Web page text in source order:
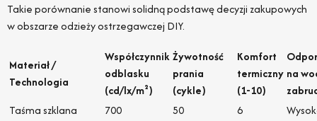
Takie porównanie stanowi solidną podstawę decyzji zakupowych
w obszarze odzieży ostrzegawczej DIY.
Materiał /
Technologia
Współczynnik
odblasku
(cd/lx/m²)
Żywotność
prania
(cykle)
Komfort
termiczny
(1-10)
na
Taśma szklana
700 50 6